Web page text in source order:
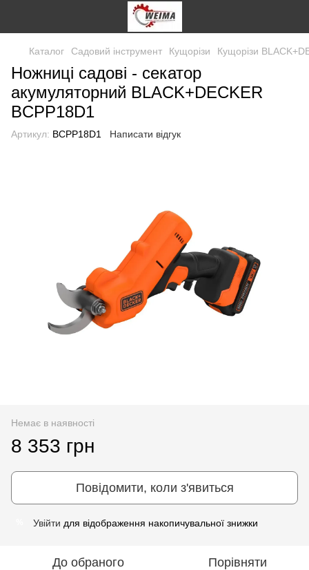
Каталог Садовий інструмент Кущорізи Кущорізи
Ножниці садові - секатор
акумуляторний BLACK+DECKER
BCPP18D1
Артикул: BCPP18D1 Написати відгук
Немає в наявності
8 353 грн
Повідомити, коли з'явиться
Увійти для відображення накопичувальної знижки
До обраного Порівняти